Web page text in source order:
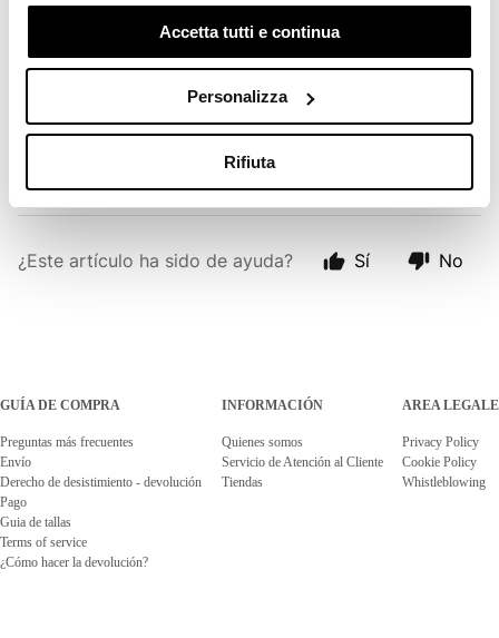
Accetta tutti e continua
Personalizza
Rifiuta
¿Has cambiado de opinión? No hay problema.
Si has completado el formulario de devolución pero
deseas quedarte con los artículos, simplementeno
programes la recogidaono entregues el paquete
La solicitud de devolución no se procesará yno
tendrá ningún efecto sobre tu pedido
¿Este artículo ha sido de ayuda? Sí No
GUÍA DE COMPRA
Preguntas más frecuentes
Envío
Derecho de desistimiento - devolución
Pago
Guia de tallas
Terms of service
¿Cómo hacer la devolución?
INFORMACIÓN
Quienes somos
Servicio de Atención al Cliente
Tiendas
AREA LEGALE
Privacy Policy
Cookie Policy
Whistleblowing